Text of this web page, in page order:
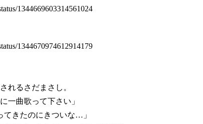
1344669603314561024
1344670974612914179
れるさだまさし。
一曲歌って下さい」
てきたのにきついな…」